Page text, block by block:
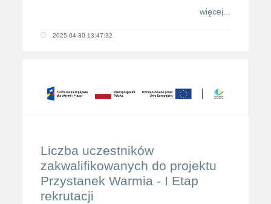
więcej...
2025-04-30 13:47:32
Liczba uczestników
zakwalifikowanych do projektu
Przystanek Warmia - I Etap
rekrutacji